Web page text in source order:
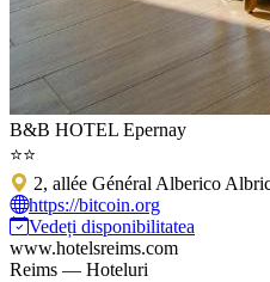
B&B HOTEL Epernay
⭐⭐
2, allée Général Alberico
https://bitcoin.org
Vedeți disponibilitatea
www.hotelsreims.com
Reims — Hoteluri